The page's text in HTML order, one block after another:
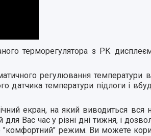
терморегулятора з РК
регулювання температури
температури підлоги і
екран, на який виводиться вся
Вас час у різні дні тижня, і
режим. Ви можете